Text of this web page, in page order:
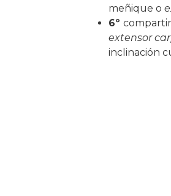
meñique o
6º
extensor
inclinación